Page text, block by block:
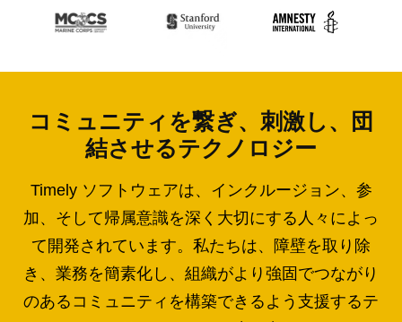
コミュニティを繋ぎ、刺激し、団
結させるテクノロジー
Timely ソフトウェアは、インクルージョン、参
加、そして帰属意識を深く大切にする人々によっ
て開発されています。私たちは、障壁を取り除
き、業務を簡素化し、組織がより強固でつながり
のあるコミュニティを構築できるよう支援するテ